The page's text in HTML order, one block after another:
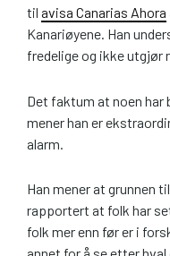
til avisa Canarias Ahora
Kanariøyene. Han
fredelige og ikke utgjør
Det faktum at noen har
mener han er
alarm.
Han mener at grunnen
rapportert at folk har
folk mer enn før er i